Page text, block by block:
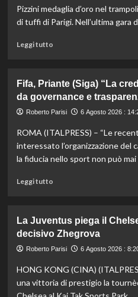
1000
di
set
Pizzini medaglia d’oro nel
di tuffi di Parigi. Nell’ultima gara
Leggi tuttoLeggi
Storico
en
plein
Pellacani
agli
Europei
arriva
nel
sincro
Pizzini
Fifa, Priante (Siga) “La
da governance e
Roberto Parisi 6 Agosto 2026 :
ROMA (ITALPRESS) – “Le
interessato l’organizzazione del
la fiducia nello sport non può
Leggi tuttoLeggi
Fifa,
Priante
(Siga)
credibilità
del
sistema
La Juventus piega il
decisivo Zhegrova
Roberto Parisi 6 Agosto 2026 :
HONG KONG (CINA)
una vittoria di prestigio la